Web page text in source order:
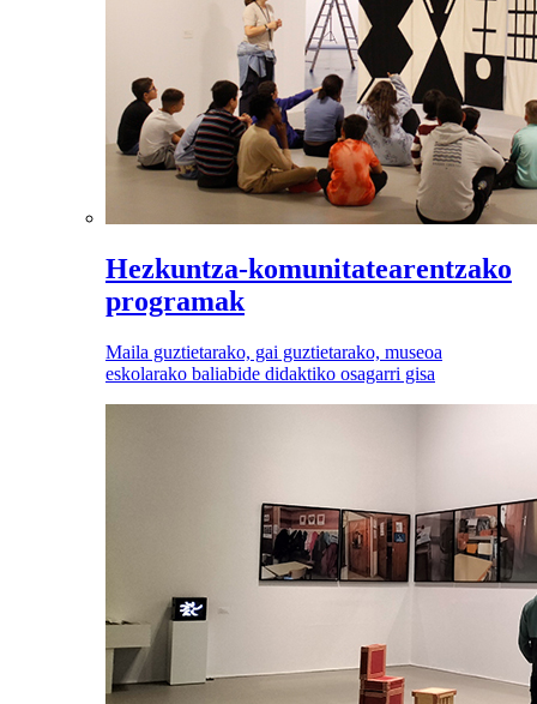
Hezkuntza-komunitatearentzako
programak
Maila guztietarako, gai guztietarako, museoa
eskolarako baliabide didaktiko osagarri gisa